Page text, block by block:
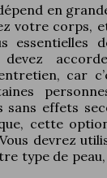
en
votre corps,
essentielles
devez
car
sans effets
cette
devrez
type de peau,